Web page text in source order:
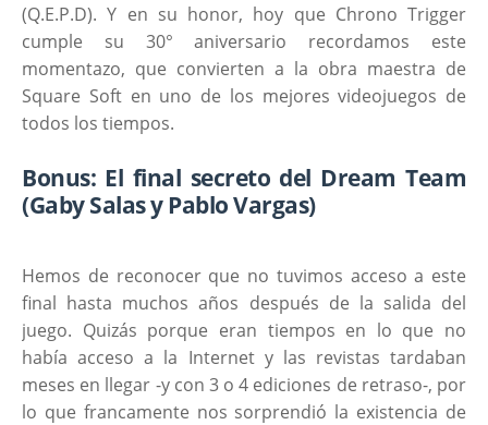
(Q.E.P.D). Y en su honor, hoy que Chrono Trigger
cumple su 30° aniversario recordamos este
momentazo, que convierten a la obra maestra de
Square Soft en uno de los mejores videojuegos de
todos los tiempos.
Bonus: El final secreto del Dream Team
(Gaby Salas y Pablo Vargas)
Hemos de reconocer que no tuvimos acceso a este
final hasta muchos años después de la salida del
juego. Quizás porque eran tiempos en lo que no
había acceso a la Internet y las revistas tardaban
meses en llegar -y con 3 o 4 ediciones de retraso-, por
lo que francamente nos sorprendió la existencia de